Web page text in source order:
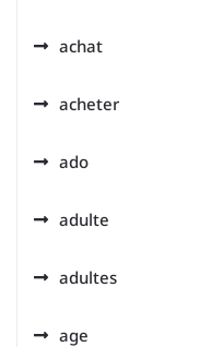
achat
acheter
ado
adulte
adultes
age